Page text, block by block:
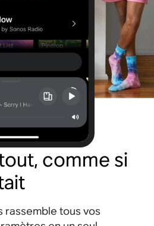
comme si
rassemble tous vos